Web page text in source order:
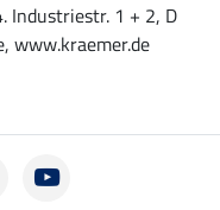
Industriestr. 1 + 2, D
www.kraemer.de